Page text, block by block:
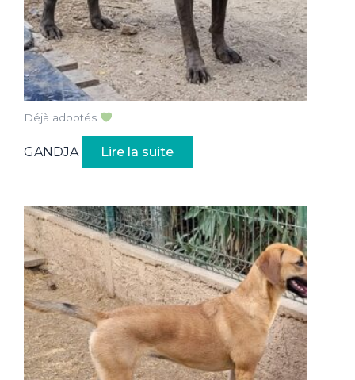
Déjà adoptés
GANDJA Lire la suite